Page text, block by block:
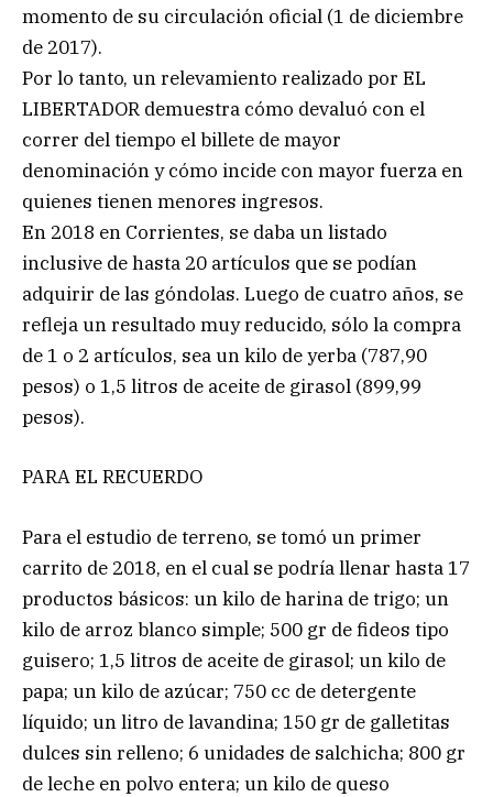
momento de su circulación oficial (1 de diciembre
de 2017).
Por lo tanto, un relevamiento realizado por EL
LIBERTADOR demuestra cómo devaluó con el
correr del tiempo el billete de mayor
denominación y cómo incide con mayor fuerza en
quienes tienen menores ingresos.
En 2018 en Corrientes, se daba un listado
inclusive de hasta 20 artículos que se podían
adquirir de las góndolas. Luego de cuatro años, se
refleja un resultado muy reducido, sólo la compra
de 1 o 2 artículos, sea un kilo de yerba (787,90
pesos) o 1,5 litros de aceite de girasol (899,99
pesos).
PARA EL RECUERDO
Para el estudio de terreno, se tomó un primer
carrito de 2018, en el cual se podría llenar hasta 17
productos básicos: un kilo de harina de trigo; un
kilo de arroz blanco simple; 500 gr de fideos tipo
guisero; 1,5 litros de aceite de girasol; un kilo de
papa; un kilo de azúcar; 750 cc de detergente
líquido; un litro de lavandina; 150 gr de galletitas
dulces sin relleno; 6 unidades de salchicha; 800 gr
de leche en polvo entera; un kilo de queso